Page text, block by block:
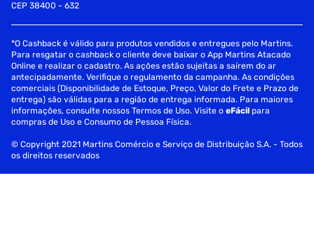
CEP 38400 - 632
*O Cashback é válido para produtos vendidos e entregues pelo Martins.
Para resgatar o cashback o cliente deve baixar o App Martins Atacado
Online e realizar o cadastro. As ações estão sujeitas a saírem do ar
antecipadamente. Verifique o regulamento da campanha. As condições
comerciais (Disponibilidade de Estoque, Preço, Valor do Frete e Prazo de
entrega) são válidas para a região de entrega informada. Para maiores
informações, consulte nossos Termos de Uso. Visite oeFácil para
compras de Uso e Consumo de Pessoa Física.
© Copyright 2021 Martins Comércio e Serviço de Distribuição S.A. - Todos
os direitos reservados